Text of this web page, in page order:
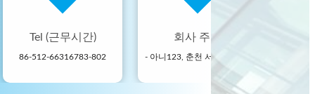
Tel (근무시간)
86-512-66316783-802
회사 주소